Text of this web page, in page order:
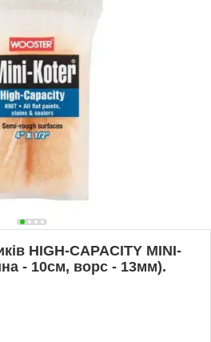
HIGH-CAPACITY MINI-
- 10см, ворс - 13мм).